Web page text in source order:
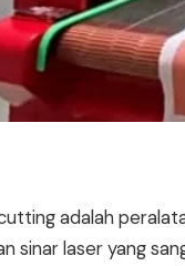
adalah
sinar laser yang